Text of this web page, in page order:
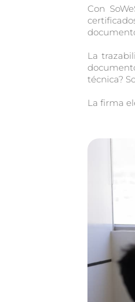
Con
La
técnica?
La firma